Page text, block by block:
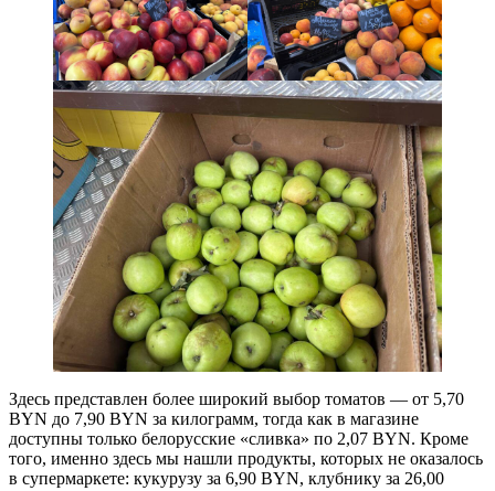
Здесь представлен более широкий выбор томатов — от 5,70
BYN до 7,90 BYN за килограмм, тогда как в магазине
доступны только белорусские «сливка» по 2,07 BYN. Кроме
того, именно здесь мы нашли продукты, которых не оказалось
в супермаркете: кукурузу за 6,90 BYN, клубнику за 26,00